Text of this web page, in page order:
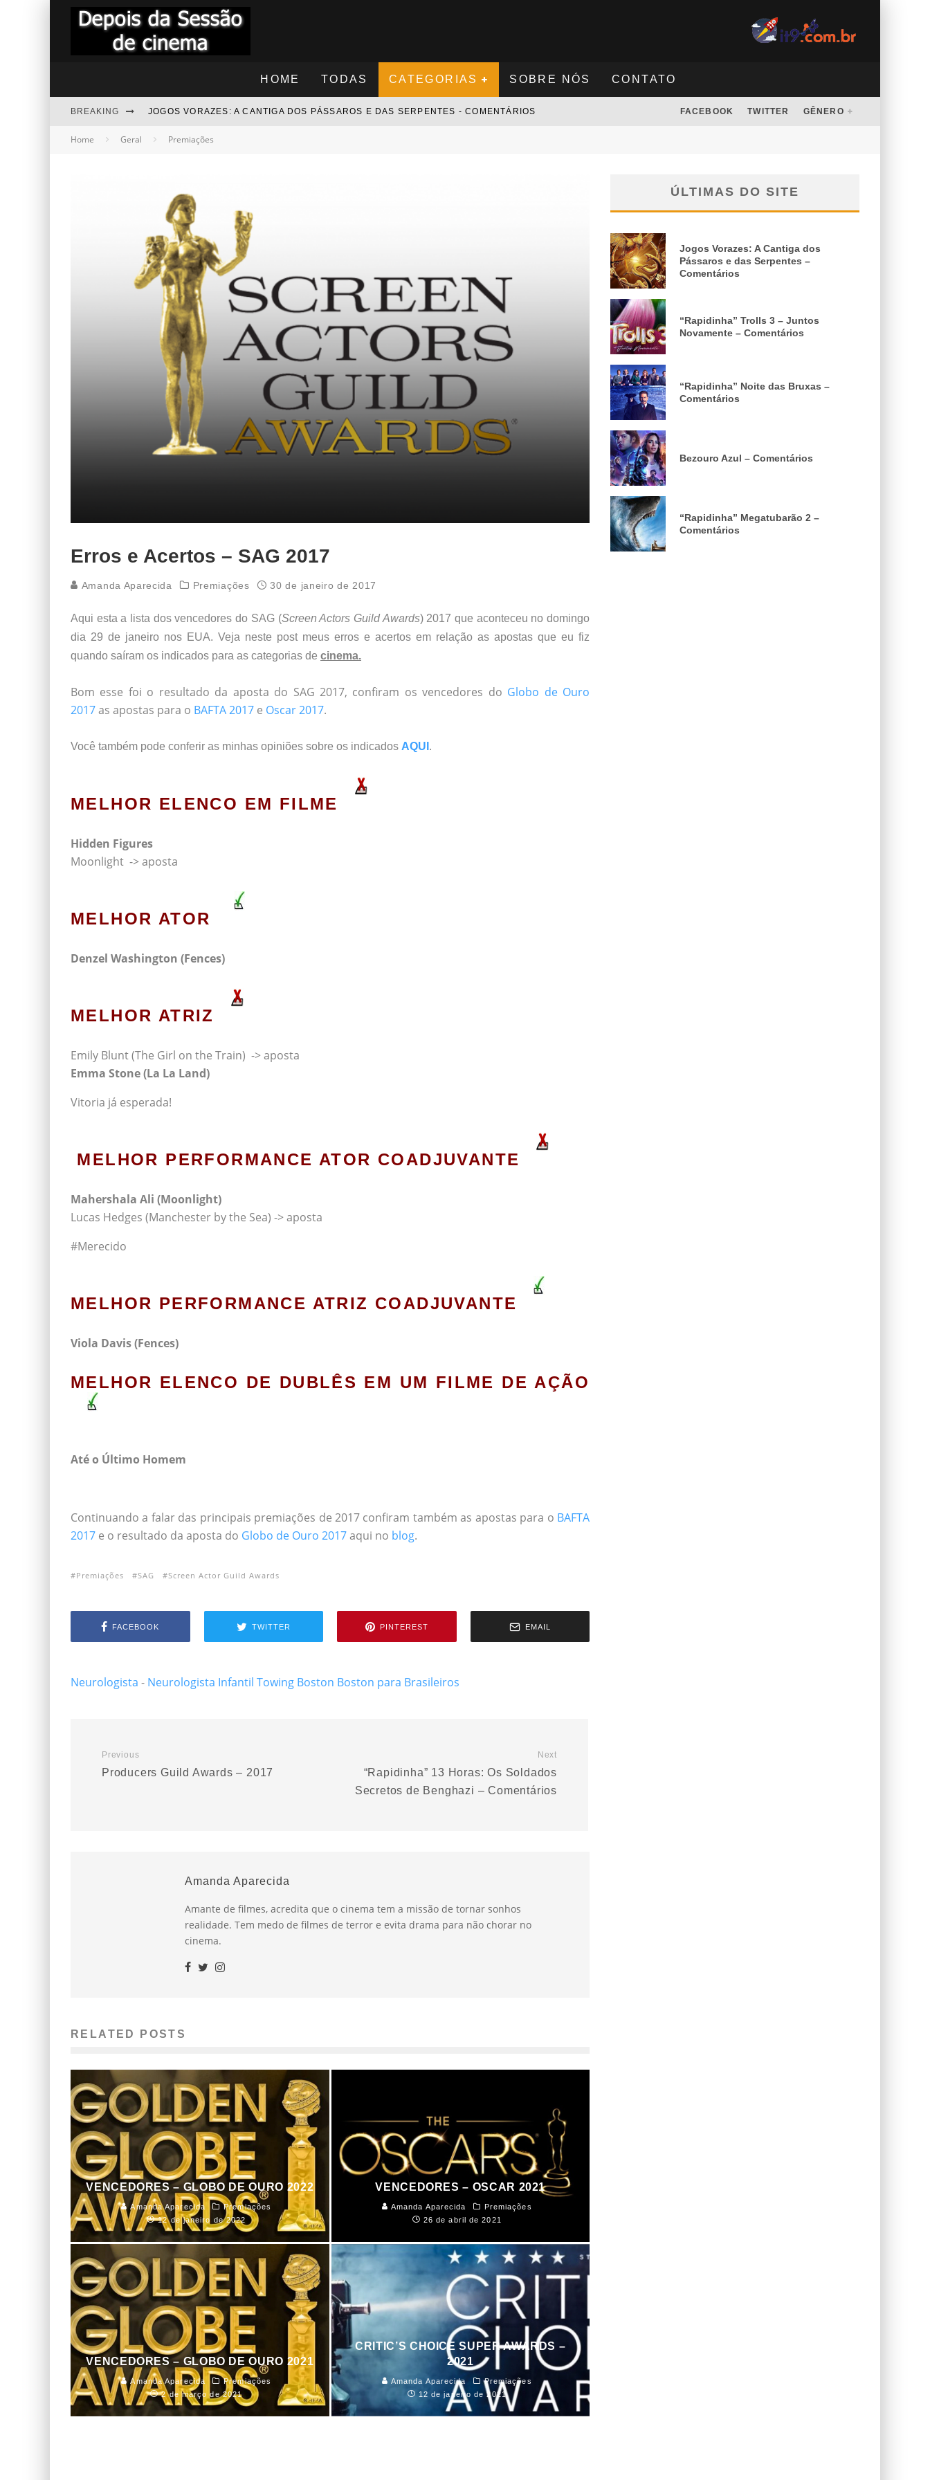
HOME TODAS CATEGORIAS SOBRE NÓS CONTATO
BREAKING JOGOS VORAZES: A CANTIGA DOS PÁSSAROS E DAS SERPENTES - COMENTÁRIOS
"RAPIDINHA" TROLLS 3 - JUNTOS NOVAMENTE - COMENTÁRIOS
BEZOURO AZUL - COMENTÁRIOS
“RAPIDINHA” MEGATUBARÃO 2 – COMENTÁRIOS
FACEBOOK TWITTER GÊNERO
Home Geral Premiações
Erros e Acertos – SAG 2017
Amanda Aparecida Premiações 30 de janeiro de 2017
Aqui esta a lista dos vencedores do SAG (Screen Actors Guild Awards) 2017 que aconteceu no domingo
dia 29 de janeiro nos EUA. Veja neste post meus erros e acertos em relação as apostas que eu fiz
quando saíram os indicados para as categorias de cinema.
Bom esse foi o resultado da aposta do SAG 2017, confiram os vencedores do Globo de Ouro
2017as apostas para o BAFTA 2017 e Oscar 2017.
Você também pode conferir as minhas opiniões sobre os indicados AQUI .
MELHOR ELENCO EM FILME
Hidden Figures
Moonlight -> aposta
MELHOR ATOR
Denzel Washington (Fences)
MELHOR ATRIZ
Emily Blunt (The Girl on the Train) -> aposta
Emma Stone (La La Land)
Vitoria já esperada!
MELHOR PERFORMANCE ATOR COADJUVANTE
Mahershala Ali (Moonlight)
Lucas Hedges (Manchester by the Sea) -> aposta
#Merecido
MELHOR PERFORMANCE ATRIZ COADJUVANTE
Viola Davis (Fences)
MELHOR ELENCO DE DUBLÊS EM UM FILME DE AÇÃO
Até o Último Homem
Continuando a falar das principais premiações de 2017 confiram também as apostas para o BAFTA
2017 e o resultado da aposta do Globo de Ouro 2017aqui no blog.
Premiações SAG Screen Actor Guild Awards
FACEBOOK TWITTER PINTEREST EMAIL
Neurologista - Neurologista Infantil Towing Boston Boston para Brasileiros
Previous
Producers Guild Awards – 2017
Next
“Rapidinha” 13 Horas: Os Soldados
Secretos de Benghazi – Comentários
Amanda Aparecida
Amante de filmes, acredita que o cinema tem a missão de tornar sonhos
realidade. Tem medo de filmes de terror e evita drama para não chorar no
cinema.
RELATED POSTS
VENCEDORES – GLOBO DE OURO 2022
Amanda Aparecida
Premiações
12 de janeiro de 2022
VENCEDORES – OSCAR 2021
Amanda Aparecida
Premiações
26 de abril de 2021
VENCEDORES – GLOBO DE OURO 2021
Amanda Aparecida
Premiações
2 de março de 2021
CRITIC’S CHOICE SUPER AWARDS –
2021
Amanda Aparecida
Premiações
12 de janeiro de 2021
ÚLTIMAS DO SITE
Jogos Vorazes: A Cantiga dos
Pássaros e das Serpentes –
Comentários
“Rapidinha” Trolls 3 – Juntos
Novamente – Comentários
“Rapidinha” Noite das Bruxas –
Comentários
Bezouro Azul – Comentários
“Rapidinha” Megatubarão 2 –
Comentários